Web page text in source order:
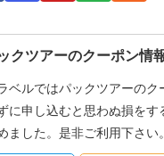
クツアーのクーポン情
ベルではパックツアーの
に申し込むと思わぬ損をす
ました。是非ご利用下さい。